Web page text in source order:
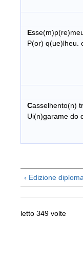
E
P(or) q(ue)lheu.
Casselhento(n)
Ui(n)garame do
‹ Edizione
letto 349 volte